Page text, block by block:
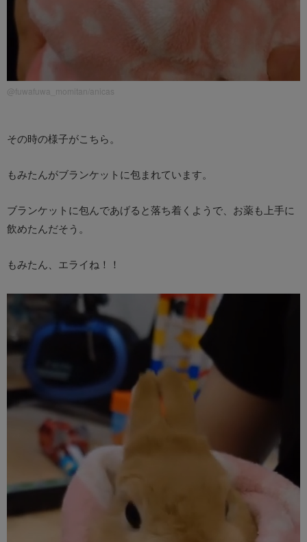
@fuwafuwa_momitan/anicas
その時の様子がこちら。
もみたんがブランケットに包まれています。
ブランケットに包んであげると落ち着くようで、お薬も上手に
飲めたんだそう。
もみたん、エライね！！